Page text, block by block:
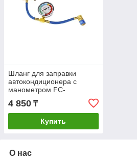
Шланг для заправки
автокондиционера c
манометром FC-
AL801G70 (с
вентилем)5/16" SAE-
20UNF
4 850 ₸
Купить
О нас